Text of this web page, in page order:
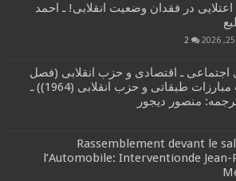
در فقدان وضعیت انقلابی! ـ احمد
2
ـ اقتصادی و حزب انقلابی (فصل
نخست از کتاب مبارزات طبقاتی و حزب انقلابی (1964)) ـ
ترجمه: منصور دیجور
Rassemblement devant le
l’Automobile: Interventionde